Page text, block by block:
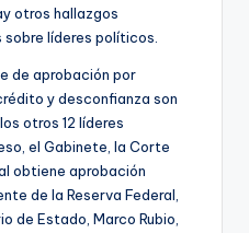
otros hallazgos
líderes políticos.
de aprobación por
y desconfianza son
otros 12 líderes
el Gabinete, la Corte
obtiene aprobación
de la Reserva Federal,
de Estado, Marco Rubio,